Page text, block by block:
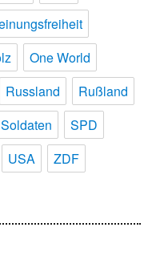
One World
Russland
Rußland
Soldaten
SPD
USA ZDF